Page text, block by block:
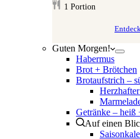
1 Portion
Guten Morgen!
Habermus
Brot + Brötchen
Brotaufstrich –
Getränke – heiß
Auf einen